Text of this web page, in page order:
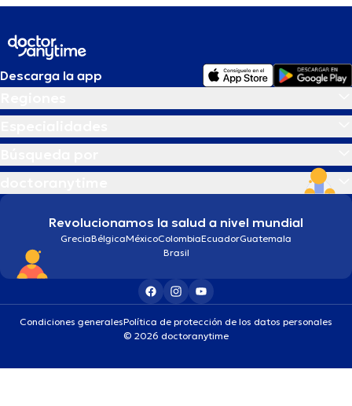
Descarga la app
Revolucionamos la salud a nivel mundial
GreciaBélgicaMéxicoColombiaEcuadorGuatemala
Brasil
Condiciones generalesPolítica de protección de los datos personales
© 2026 doctoranytime